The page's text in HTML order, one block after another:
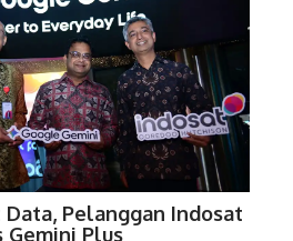
Data, Pelanggan Indosat
Gemini Plus